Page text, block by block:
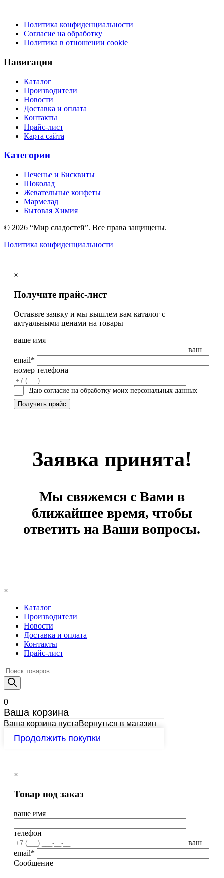
Политика конфиденциальности
Согласие на обработку
Политика в отношении cookie
Навигация
Каталог
Производители
Новости
Доставка и оплата
Контакты
Прайс-лист
Карта сайта
Категории
Печенье и Бисквиты
Шоколад
Жевательные конфеты
Мармелад
Бытовая Химия
© 2026 “Мир сладостей”. Все права защищены.
Политика конфиденциальности
×
Получите прайс-лист
Оставьте заявку и мы вышлем вам каталог с
актуальными ценами на товары
ваше имя
ваш
email*
номер телефона
Даю согласие на обработку моих персональных данных
Заявка принята!
Мы свяжемся с Вами в
ближайшее время, чтобы
ответить на Ваши вопросы.
×
Каталог
Производители
Новости
Доставка и оплата
Контакты
Прайс-лист
Поиск
товаров
0
Ваша корзина
Ваша корзина пустаВернуться в магазин
Продолжить покупки
×
Товар под заказ
ваше имя
телефон
ваш
email*
Сообщение